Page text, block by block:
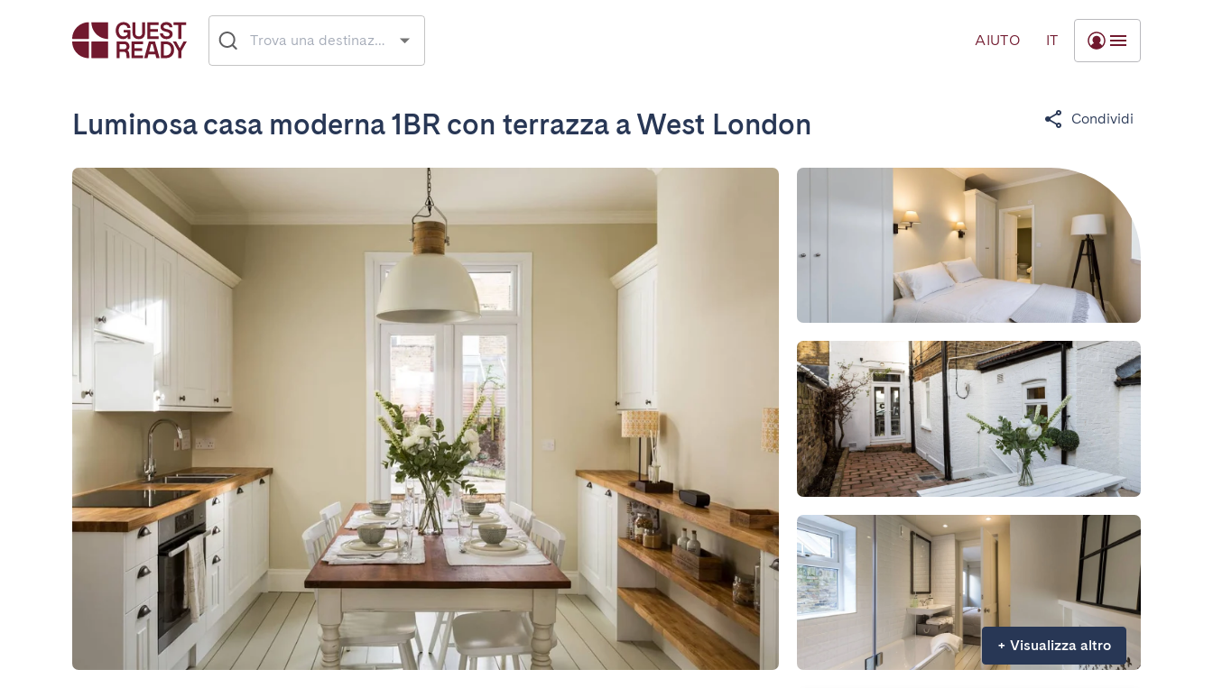
AIUTO IT
Luminosa casa moderna 1BR con terrazza a West London Condividi
+ Visualizza altro